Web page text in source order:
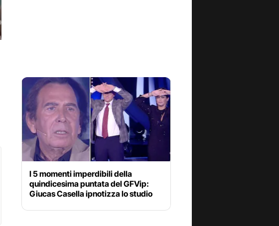
I 5 momenti imperdibili della
quindicesima puntata del GFVip:
Giucas Casella ipnotizza lo studio